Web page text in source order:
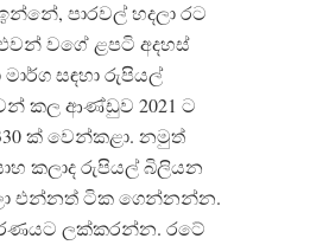
පාරවල් හදලා රට
වගේ ළපටි අදහස්
මාර්ග සඳහා රුපියල්
කල ආණ්ඩුව 2021 ට
ක් වෙන්කළා. නමුත්
කලාද රුපියල් බිලියන
එන්නත් ටික ගෙන්නන්න.
ලක්කරන්න. රටේ